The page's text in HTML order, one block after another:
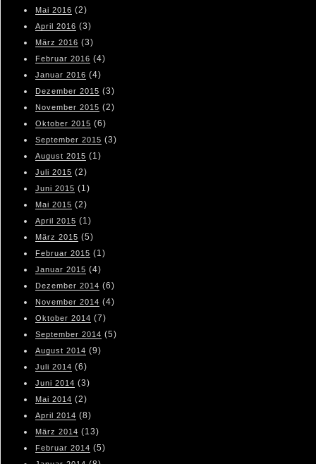
Mai 2016 (2)
April 2016 (3)
März 2016 (3)
Februar 2016 (4)
Januar 2016 (4)
Dezember 2015 (3)
November 2015 (2)
Oktober 2015 (6)
September 2015 (3)
August 2015 (1)
Juli 2015 (2)
Juni 2015 (1)
Mai 2015 (2)
April 2015 (1)
März 2015 (5)
Februar 2015 (1)
Januar 2015 (4)
Dezember 2014 (6)
November 2014 (4)
Oktober 2014 (7)
September 2014 (5)
August 2014 (9)
Juli 2014 (6)
Juni 2014 (3)
Mai 2014 (2)
April 2014 (8)
März 2014 (13)
Februar 2014 (5)